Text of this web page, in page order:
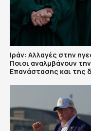
Ιράν: Αλλαγές στην
Ποιοι αναλμβάνουν
Επανάστασης και της